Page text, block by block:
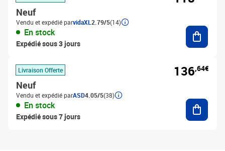
Neuf
Vendu et expédié parvidaXL 2.79/5(14)
En stock
Expédié sous 3 jours
Livraison Offerte
Neuf
Vendu et expédié parASD4.05/5(38)
En stock
Expédié sous 7 jours
136,64€